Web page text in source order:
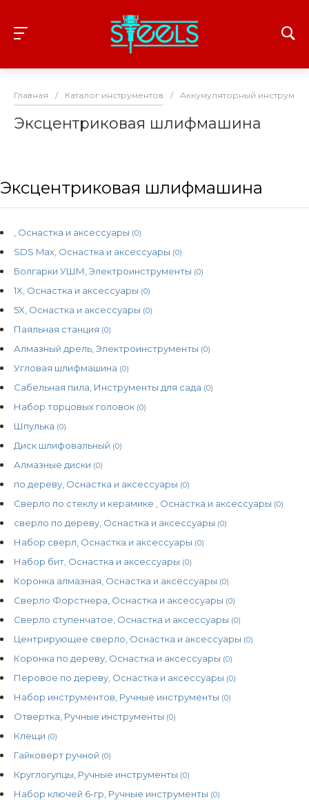
Главная / Каталог инструментов / Аккумуляторный инструмент
Эксцентриковая шлифмашина
Эксцентриковая шлифмашина
, Оснастка и аксессуары (0)
SDS Max, Оснастка и аксессуары (0)
Болгарки УШМ, Электроинструменты (0)
1X, Оснастка и аксессуары (0)
5X, Оснастка и аксессуары (0)
Паяльная станция (0)
Алмазный дрель, Электроинструменты (0)
Угловая шлифмашина (0)
Сабельная пила, Инструменты для сада (0)
Набор торцовых головок (0)
Шпулька (0)
Диск шлифовальный (0)
Алмазные диски (0)
по дереву, Оснастка и аксессуары (0)
Сверло по стеклу и керамике , Оснастка и аксессуары (0)
сверло по дереву, Оснастка и аксессуары (0)
Набор сверл, Оснастка и аксессуары (0)
Набор бит, Оснастка и аксессуары (0)
Коронка алмазная, Оснастка и аксессуары (0)
Сверло Форстнера, Оснастка и аксессуары (0)
Сверло ступенчатое, Оснастка и аксессуары (0)
Центрирующее сверло, Оснастка и аксессуары (0)
Коронка по дереву, Оснастка и аксессуары (0)
Перовое по дереву, Оснастка и аксессуары (0)
Набор инструментов, Ручные инструменты (0)
Отвертка, Ручные инструменты (0)
Клещи (0)
Гайковерт ручной (0)
Круглогупцы, Ручные инструменты (0)
Набор ключей 6-гр, Ручные инструменты (0)